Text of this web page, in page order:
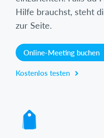
Hilfe brauchst, steht
zur Seite.
Online-Meeting buchen
Kostenlos testen